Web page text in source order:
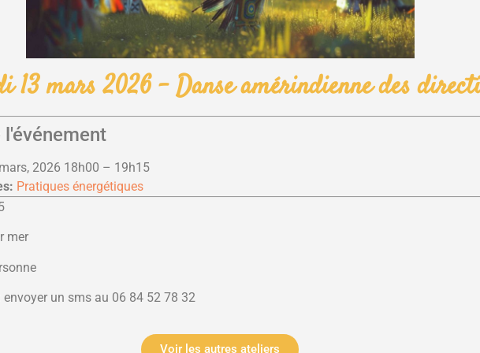
13 mars 2026 – Danse amérindienne des
l'événement
2026 18h00 – 19h15
Pratiques énergétiques
mer
envoyer un sms au 06 84 52 78 32
Voir les autres ateliers